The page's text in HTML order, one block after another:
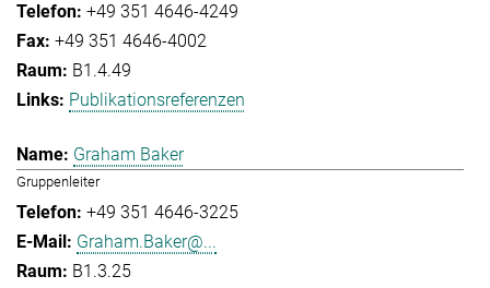
+49 351 4646-4249
+49 351 4646-4002
B1.4.49
Publikationsreferenzen
Graham Baker
Gruppenleiter
+49 351 4646-3225
Graham.Baker@...
B1.3.25